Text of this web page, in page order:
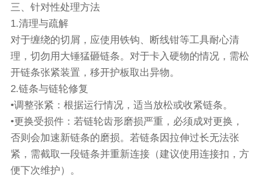
三、针对性处理方法
1.清理与疏解
对于缠绕的切屑，应使用铁钩、断线钳等工具耐心清
理，切勿用大锤猛砸链条。对于卡入硬物的情况，需松
开链条张紧装置，移开护板取出异物。
2.链条与链轮修复
•调整张紧：根据运行情况，适当放松或收紧链条。
•更换受损件：若链轮齿形磨损严重，必须成对更换，
否则会加速新链条的磨损。若链条因拉伸过长无法张
紧，需截取一段链条并重新连接（建议使用连接扣，方
便下次维护）。